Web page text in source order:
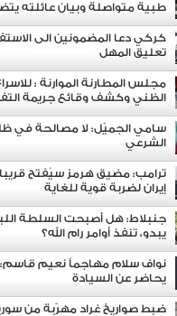
طبية متواصلة وبيان عائلته
كركي دعا المضمونين الى
تعليق المهل
مجلس المطارنة الموارنة :
الظني وكشف وقائع جريمة
سامي الجميّل: لا مصالحة في ظل
الشرعي
ترامب: مضيق هرمز سيُفتح
إيران لضربة قوية للغاية
جنبلاط: هل أصبحت السلطة
يبدو، تنفذ أوامر رام الله؟
نواف سلام مهاجماً نعيم قاسم:
يحاضر عن السيادة
ضبط صواريخ غراد مهرّبة من